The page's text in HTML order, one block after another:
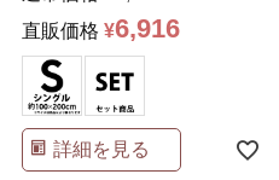
直販価格 ¥6,916
詳細を見る